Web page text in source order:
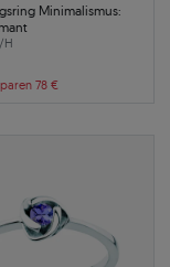
Minimalismus:
H
78 €